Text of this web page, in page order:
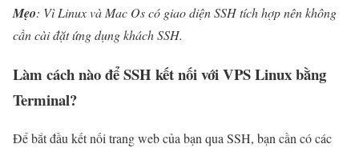
Mẹo: Vì Linux và Mac Os có giao diện SSH tích hợp nên không
cần cài đặt ứng dụng khách SSH.
Làm cách nào để SSH kết nối với VPS Linux bằng
Terminal?
Để bắt đầu kết nối trang web của bạn qua SSH, bạn cần có các